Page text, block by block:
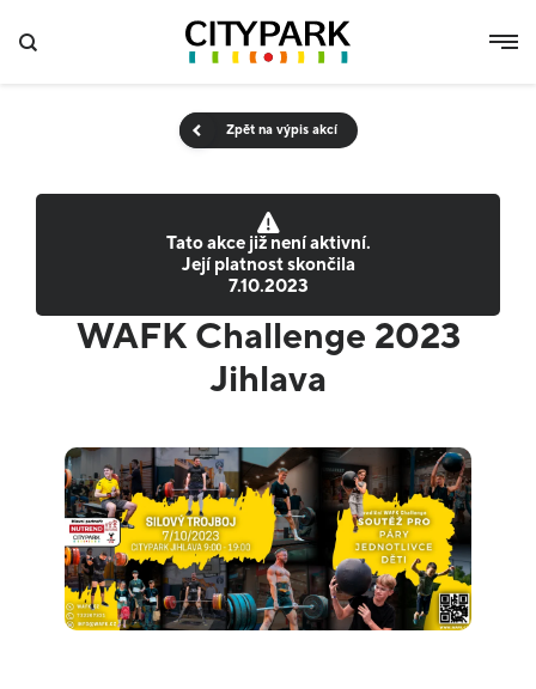
Zpět na výpis akcí
Tato akce již není aktivní.
Její platnost skončila
7.10.2023
WAFK Challenge 2023
Jihlava